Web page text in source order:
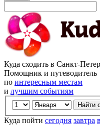
Куда сходить в Санкт-
Помощник и путеводитель
по интересным местам
и лучшим событиям
Куда пойти сегодня завтра